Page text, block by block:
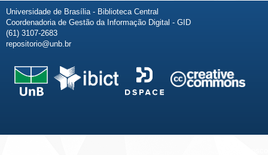
Universidade de Brasília - Biblioteca Central
Coordenadoria de Gestão da Informação Digital - GID
(61) 3107-2683
repositorio@unb.br